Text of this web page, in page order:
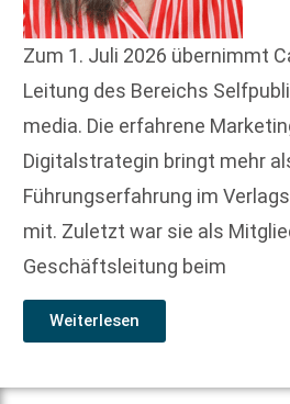
Zum 1. Juli 2026 übernimmt
Leitung des Bereichs
media. Die erfahrene
Digitalstrategin bringt mehr
Führungserfahrung im
mit. Zuletzt war sie als
Geschäftsleitung beim
Weiterlesen